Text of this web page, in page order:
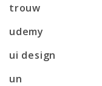
trouw
udemy
ui design
un